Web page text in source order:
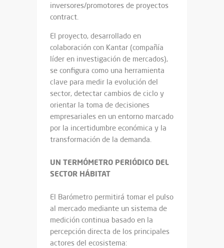
inversores/promotores de proyectos
contract.
El proyecto, desarrollado en
colaboración con Kantar (compañía
líder en investigación de mercados),
se configura como una herramienta
clave para medir la evolución del
sector, detectar cambios de ciclo y
orientar la toma de decisiones
empresariales en un entorno marcado
por la incertidumbre económica y la
transformación de la demanda.
UN TERMÓMETRO PERIÓDICO DEL
SECTOR HÁBITAT
El Barómetro permitirá tomar el pulso
al mercado mediante un sistema de
medición continua basado en la
percepción directa de los principales
actores del ecosistema: